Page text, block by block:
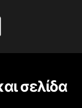
σελίδα